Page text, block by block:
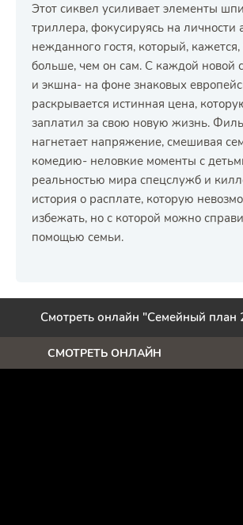
Этот сиквел усиливает элементы
триллера, фокусируясь на личности
нежданного гостя, который,
больше, чем он сам. С каждой новой
и экшна- на фоне знаковых
раскрывается истинная цена,
заплатил за свою новую жизнь.
нагнетает напряжение, смешивая
комедию- неловкие моменты с
реальностью мира спецслужб и
история о расплате, которую
избежать, но с которой можно
помощью семьи.
Смотреть онлайн "Семейный план
СМОТРЕТЬ ОНЛАЙН